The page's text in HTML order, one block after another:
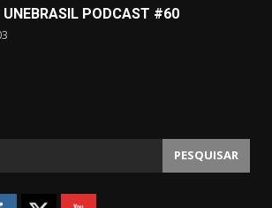
PODCAST #60
PESQUISAR